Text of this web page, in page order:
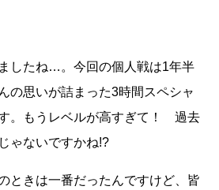
したね…。今回の個人戦は1年半
の思いが詰まった3時間スペシャ
。もうレベルが高すぎて！ 過去
ゃないですかね!?
ときは一番だったんですけど、皆